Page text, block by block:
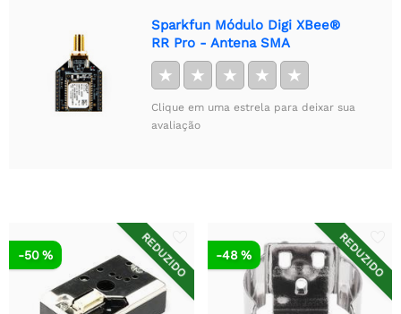
Sparkfun Módulo Digi XBee®
RR Pro - Antena SMA
★ ★ ★ ★ ★
Clique em uma estrela para deixar sua
avaliação
REDUZIDO
-50 % REDUZIDO
-48 %